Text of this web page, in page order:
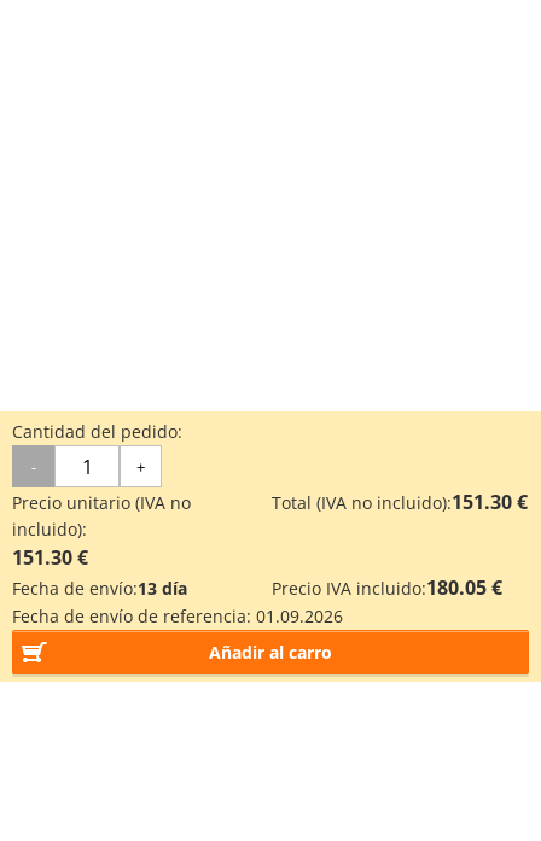
Cantidad del pedido:
- +
Precio unitario (IVA no
incluido):
151.30 €
Total (IVA no incluido):151.30 €
Fecha de envío:13 día Precio IVA incluido:180.05 €
Fecha de envío de referencia: 01.09.2026
Añadir al carro